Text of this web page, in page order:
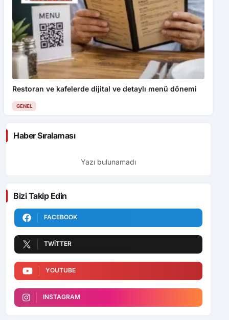
Restoran ve kafelerde dijital ve detaylı menü dönemi
GENEL
Haber Sıralaması
Yazı bulunamadı
Bizi Takip Edin
FACEBOOK
TWITTER
YOUTUBE
INSTAGRAM